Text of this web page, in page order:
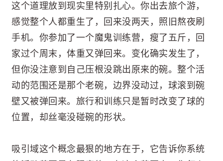
这个道理放到现实里特别扎心。你出去旅个游，
感觉整个人都重生了，回来没两天，照旧熬夜刷
手机。你参加了一个魔鬼训练营，瘦了五斤，回
家过个周末，体重又弹回来。变化确实发生了，
但你没注意到自己压根没跳出原来的碗。整个活
动的范围还是那个老碗，边界没动过，球滚到碗
壁又被弹回来。旅行和训练只是暂时改变了球的
位置，却丝毫没碰碗的形状。
吸引域这个概念最狠的地方在于，它告诉你系统